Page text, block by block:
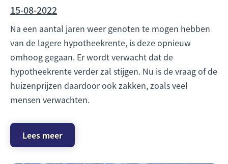
15-08-2022
Na een aantal jaren weer genoten te mogen hebben
van de lagere hypotheekrente, is deze opnieuw
omhoog gegaan. Er wordt verwacht dat de
hypotheekrente verder zal stijgen. Nu is de vraag of de
huizenprijzen daardoor ook zakken, zoals veel
mensen verwachten.
Lees meer